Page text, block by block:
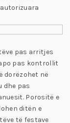
pas arritjes
pas kontrollit
dorëzohet në
dhe pas
Porositë e
ditën e
të festave